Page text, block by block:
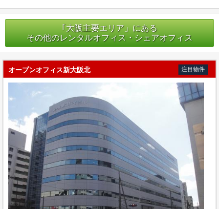
｢大阪主要エリア」にある
その他のレンタルオフィス・シェアオフィス
オープンオフィス新大阪北 注目物件